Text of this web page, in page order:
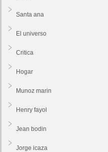
Santa ana
El universo
Critica
Hogar
Munoz marin
Henry fayol
Jean bodin
Jorge icaza